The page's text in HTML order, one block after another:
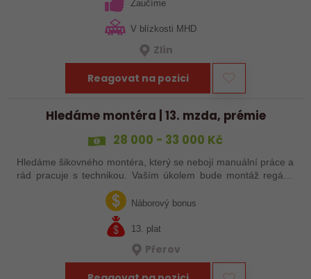
Zaučíme
V blízkosti MHD
Zlín
Reagovat na pozici
Hledáme montéra | 13. mzda, prémie
28 000 - 33 000 Kč
Hledáme šikovného montéra, který se nebojí manuální práce a
rád pracuje s technikou. Vaším úkolem bude montáž regálů,
dopravníků a autonomních vozíků (VZV) podle výkresů.
Nabízíme stabilní práci u…Náborový bonus
13. plat
Přerov